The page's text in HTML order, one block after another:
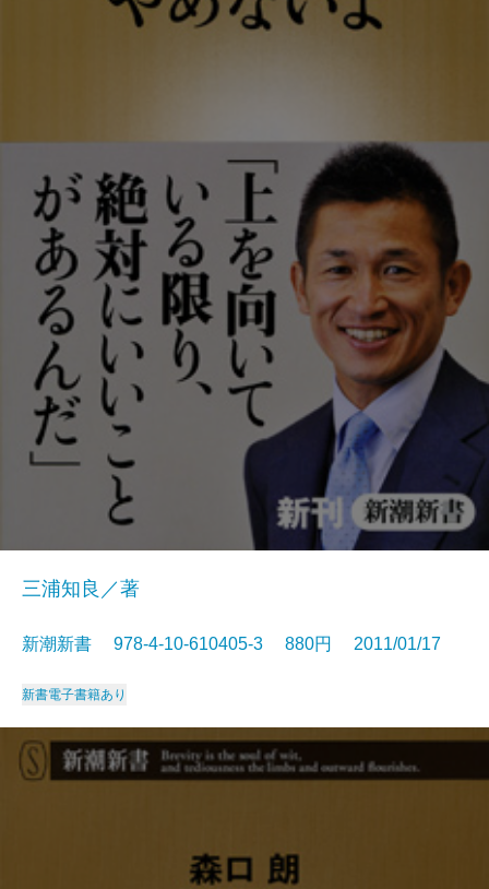
三浦知良／著
新潮新書 978-4-10-610405-3 880円 2011/01/17
新書電子書籍あり